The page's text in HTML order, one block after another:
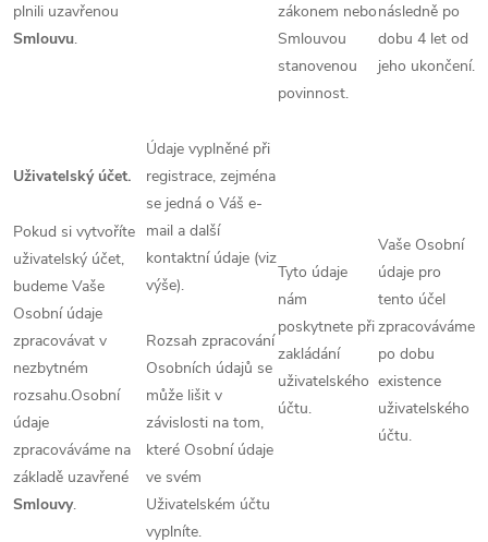
plnili uzavřenou
Smlouvu.
zákonem nebo
Smlouvou
stanovenou
povinnost.
následně po
dobu 4 let od
jeho ukončení.
Uživatelský účet.
Pokud si vytvoříte
uživatelský účet,
budeme Vaše
Osobní údaje
zpracovávat v
nezbytném
rozsahu.Osobní
údaje
zpracováváme na
základě uzavřené
Smlouvy.
Údaje vyplněné při
registrace, zejména
se jedná o Váš e-
mail a další
kontaktní údaje (viz
výše).
Rozsah zpracování
Osobních údajů se
může lišit v
závislosti na tom,
které Osobní údaje
ve svém
Uživatelském účtu
vyplníte.
Tyto údaje
nám
poskytnete při
zakládání
uživatelského
účtu.
Vaše Osobní
údaje pro
tento účel
zpracováváme
po dobu
existence
uživatelského
účtu.